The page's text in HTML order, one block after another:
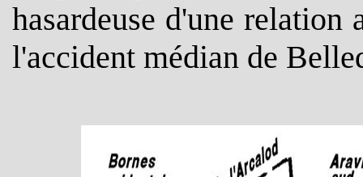
hasardeuse d'une relation
l'accident médian de